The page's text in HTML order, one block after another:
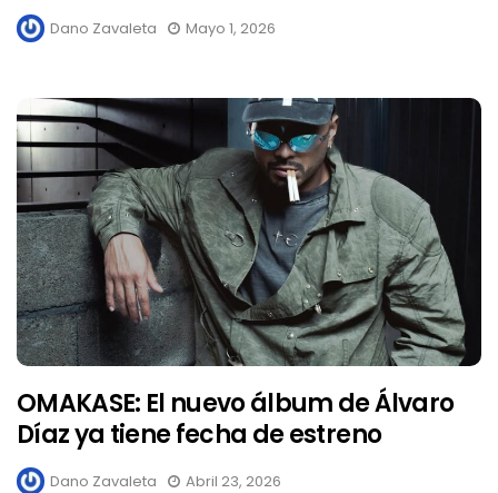
Dano Zavaleta Mayo 1, 2026
OMAKASE: El nuevo álbum de Álvaro
Díaz ya tiene fecha de estreno
Dano Zavaleta Abril 23, 2026